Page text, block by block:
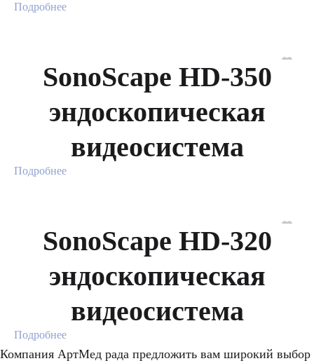
Подробнее
SonoScape HD-350
эндоскопическая
видеосистема
Подробнее
SonoScape HD-320
эндоскопическая
видеосистема
Подробнее
Компания АртМед рада предложить вам широкий выбор